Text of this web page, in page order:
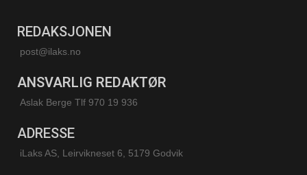
REDAKSJONEN
post@ilaks.no
ANSVARLIG REDAKTØR
Aslak Berge Tlf 970 19 936
ADRESSE
iLaks AS, Leirvikneset 6, 5179 Godvik